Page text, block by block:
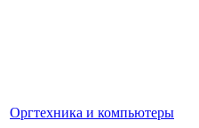
Оргтехника и компьютеры